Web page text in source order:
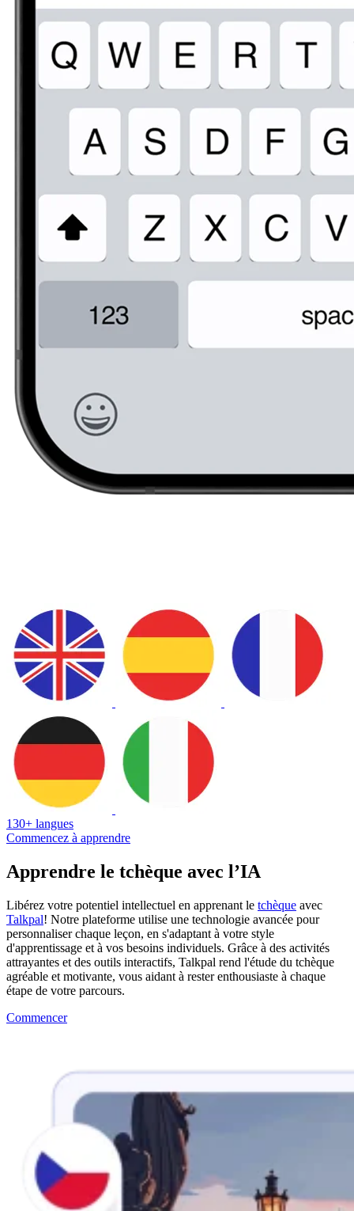
130+ langues
Commencez à apprendre
Apprendre le tchèque avec l’IA
Libérez votre potentiel intellectuel en apprenant le tchèque avec
Talkpal! Notre plateforme utilise une technologie avancée pour
personnaliser chaque leçon, en s'adaptant à votre style
d'apprentissage et à vos besoins individuels. Grâce à des activités
attrayantes et des outils interactifs, Talkpal rend l'étude du tchèque
agréable et motivante, vous aidant à rester enthousiaste à chaque
étape de votre parcours.
Commencer